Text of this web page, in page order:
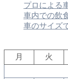
プロによる
車内での飲
車のサイズ
月
火